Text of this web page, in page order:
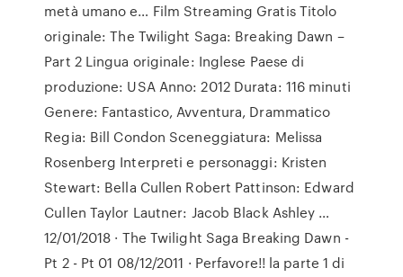
metà umano e… Film Streaming Gratis Titolo
originale: The Twilight Saga: Breaking Dawn –
Part 2 Lingua originale: Inglese Paese di
produzione: USA Anno: 2012 Durata: 116 minuti
Genere: Fantastico, Avventura, Drammatico
Regia: Bill Condon Sceneggiatura: Melissa
Rosenberg Interpreti e personaggi: Kristen
Stewart: Bella Cullen Robert Pattinson: Edward
Cullen Taylor Lautner: Jacob Black Ashley …
12/01/2018 · The Twilight Saga Breaking Dawn -
Pt 2 - Pt 01 08/12/2011 · Perfavore!! la parte 1 di